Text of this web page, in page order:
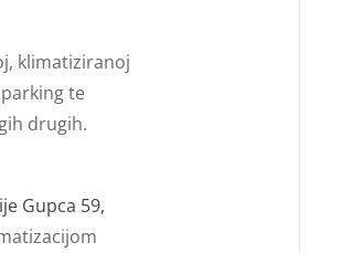
klimatiziranoj
te
drugih.
Gupca 59,